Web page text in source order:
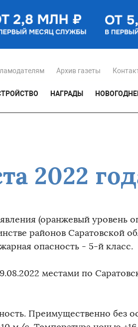
Архив газеты
НАГРАДЫ
2022
(оранжевый уровень
районов Саратовской
опасность - 5-й класс.
местами по
Преимущественно без